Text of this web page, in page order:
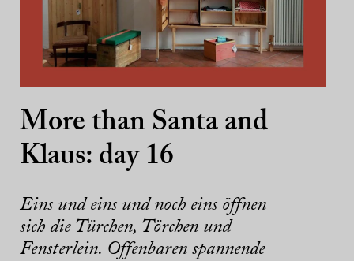
More than Santa and
Klaus: day 16
Eins und eins und noch eins öffnen
sich die Türchen, Törchen und
Fensterlein. Offenbaren spannende